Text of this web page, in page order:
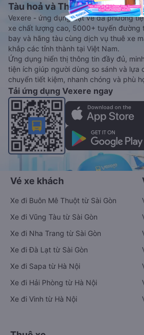
Tàu hoả và Thuê xe
Vexere - ứng dụng đặt vé đa phương
xe chất lượng cao, 5000+ tuyến đường
bay và hãng tàu cùng dịch vụ thuê xe
khắp các tỉnh thành tại Việt Nam.
Ứng dụng hiển thị thông tin đầy đủ,
tiện ích giúp người dùng so sánh và lựa
chuyển tiết kiệm, nhanh chóng và phù
Tải ứng dụng Vexere ngay
Vé xe khách
Xe đi Buôn Mê Thuột từ Sài Gòn
Xe đi Vũng Tàu từ Sài Gòn
Xe đi Nha Trang từ Sài Gòn
Xe đi Đà Lạt từ Sài Gòn
Xe đi Sapa từ Hà Nội
Xe đi Hải Phòng từ Hà Nội
Xe đi Vinh từ Hà Nội